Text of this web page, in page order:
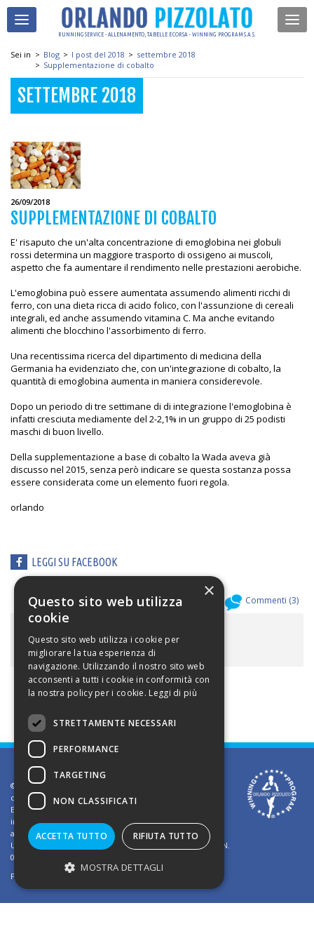
RUNNING SERVICE - ALLENAMENTO, TABELLE E CORSA - WINNING PROGRAM S.A.S.
Sei in > Blog > I post del 2018 > settembre 2018
> Supplementazione di cobalto
SETTEMBRE 2018
26/09/2018
SUPPLEMENTAZIONE DI COBALTO
E' risaputo che un'alta concentrazione di emoglobina nei globuli
rossi determina un maggiore trasporto di ossigeno ai muscoli,
aspetto che fa aumentare il rendimento nelle prestazioni aerobiche.
L'emoglobina può essere aumentata assumendo alimenti ricchi di
ferro, con una dieta ricca di acido folico, con l'assunzione di cereali
integrali, ed anche assumendo vitamina C. Ma anche evitando
alimenti che blocchino l'assorbimento di ferro.
Una recentissima ricerca del dipartimento di medicina della
Germania ha evidenziato che, con un'integrazione di cobalto, la
quantità di emoglobina aumenta in maniera considerevole.
Dopo un periodo di tre settimane di di integrazione l'emoglobina è
infatti cresciuta mediamente del 2-2,1% in un gruppo di 25 podisti
maschi di buon livello.
Della supplementazione a base di cobalto la Wada aveva già
discusso nel 2015, senza però indicare se questa sostanza possa
essere considerata come un elemento fuori regola.
orlando
LEGGI SU FACEBOOK
Allegati ( Commenti (3)
ALLEGATI
©2002 Informativa sui diritti d'autore. Le informazioni
contenute in questo sito sono solo per uso privato.
E' vietato riprodurre o divulgare in qualsiasi forma le
informazioni contenute in questo sito, salvo previa
autorizzazione di Orlando Pizzolato
Ufficio del Registro delle Imprese di Vicenza - Iscrizione N.
03409260241 - REA N. VI-323302
Powered by
TWS
×
Questo sito web utilizza
cookie
Questo sito web utilizza i cookie per
migliorare la tua esperienza di
navigazione. Utilizzando il nostro sito web
acconsenti a tutti i cookie in conformità con
la nostra policy per i cookie. Leggi di più
STRETTAMENTE NECESSARI
PERFORMANCE
TARGETING
NON CLASSIFICATI
ACCETTA TUTTO RIFIUTA TUTTO
MOSTRA DETTAGLI